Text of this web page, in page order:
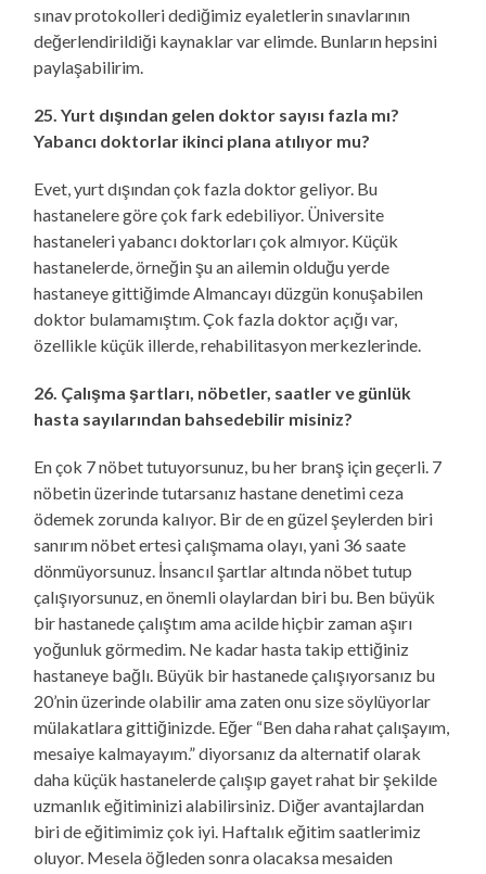
sınav protokolleri dediğimiz eyaletlerin sınavlarının
değerlendirildiği kaynaklar var elimde. Bunların hepsini
paylaşabilirim.
25. Yurt dışından gelen doktor sayısı fazla mı?
Yabancı doktorlar ikinci plana atılıyor mu?
Evet, yurt dışından çok fazla doktor geliyor. Bu
hastanelere göre çok fark edebiliyor. Üniversite
hastaneleri yabancı doktorları çok almıyor. Küçük
hastanelerde, örneğin şu an ailemin olduğu yerde
hastaneye gittiğimde Almancayı düzgün konuşabilen
doktor bulamamıştım. Çok fazla doktor açığı var,
özellikle küçük illerde, rehabilitasyon merkezlerinde.
26. Çalışma şartları, nöbetler, saatler ve günlük
hasta sayılarından bahsedebilir misiniz?
En çok 7 nöbet tutuyorsunuz, bu her branş için geçerli. 7
nöbetin üzerinde tutarsanız hastane denetimi ceza
ödemek zorunda kalıyor. Bir de en güzel şeylerden biri
sanırım nöbet ertesi çalışmama olayı, yani 36 saate
dönmüyorsunuz. İnsancıl şartlar altında nöbet tutup
çalışıyorsunuz, en önemli olaylardan biri bu. Ben büyük
bir hastanede çalıştım ama acilde hiçbir zaman aşırı
yoğunluk görmedim. Ne kadar hasta takip ettiğiniz
hastaneye bağlı. Büyük bir hastanede çalışıyorsanız bu
20’nin üzerinde olabilir ama zaten onu size söylüyorlar
mülakatlara gittiğinizde. Eğer “Ben daha rahat çalışayım,
mesaiye kalmayayım.” diyorsanız da alternatif olarak
daha küçük hastanelerde çalışıp gayet rahat bir şekilde
uzmanlık eğitiminizi alabilirsiniz. Diğer avantajlardan
biri de eğitimimiz çok iyi. Haftalık eğitim saatlerimiz
oluyor. Mesela öğleden sonra olacaksa mesaiden